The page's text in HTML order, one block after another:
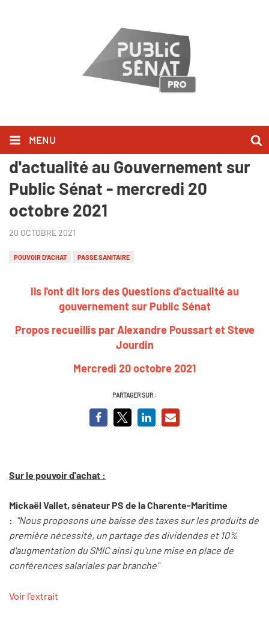
MENU
Ils l'ont dit lors des Questions
d'actualité au Gouvernement sur
Public Sénat - mercredi 20
octobre 2021
20 OCTOBRE 2021
POUVOIR D'ACHAT PASSE SANITAIRE
Ils l'ont dit lors des Questions d'actualité au
gouvernement sur Public Sénat
Propos recueillis par Alexandre Poussart et Steve
Jourdin
Mercredi 20 octobre 2021
PARTAGER SUR :
Sur le pouvoir d'achat :
Mickaël Vallet, sénateur PS de la Charente-Maritime
: "Nous proposons une baisse des taxes sur les produits de
première nécessité, un partage des dividendes et 10%
d'augmentation du SMIC ainsi qu'une mise en place de
conférences salariales par branche"
Voir l'extrait